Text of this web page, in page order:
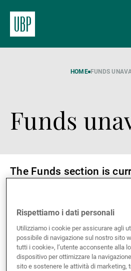
Il mio
Chi siamo
Gestori patrimoniali
Linkedin
Instagram
X
HOME FUNDS
Funds
The Funds section is
due to technical
Thank you for your
Rispettiamo i dati personali
Utilizziamo i cookie per assicurare agli
possibile di navigazione sul nostro sito
tutti i cookie», l’utente acconsente alla
dispositivo per ottimizzare la
sito e sostenere le attività di marketing,